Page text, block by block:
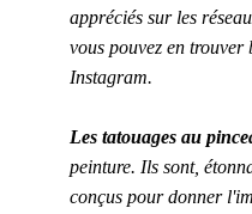
appréciés sur les
vous pouvez en trouver
Instagram.
Les tatouages au
peinture. Ils sont,
conçus pour donner